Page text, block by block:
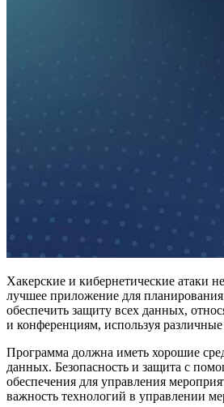
Хакерские и кибернетические атаки
лучшее приложение для
обеспечить защиту всех данных,
и конференциям, используя
Программа должна иметь хорошие
данных. Безопасность и защита с
обеспечения для управления
важность технологий в управлении